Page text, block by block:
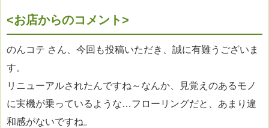
<お店からのコメント>
のんコテ さん、今回も投稿いただき、誠に有難うございま
す。
リニューアルされたんですね～なんか、見覚えのあるモノ
に実機が乗っているような…フローリングだと、あまり違
和感がないですね。